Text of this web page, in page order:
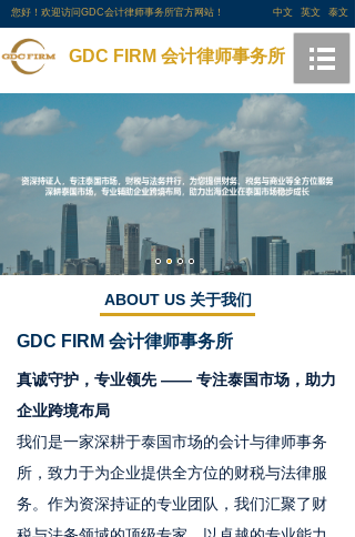
您好！欢迎访问GDC会计律师事务所官方网站！ 中文 英文 泰文
GDC FIRM 会计律师事务所
ABOUT US 关于我们
GDC FIRM 会计律师事务所
真诚守护，专业领先 —— 专注泰国市场，助力
企业跨境布局
我们是一家深耕于泰国市场的会计与律师事务
所，致力于为企业提供全方位的财税与法律服
务。作为资深持证的专业团队，我们汇聚了财